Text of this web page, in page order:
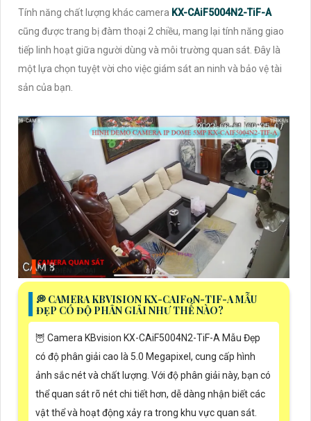
Tính năng chất lượng khác camera KX-CAiF5004N2-TiF-A
cũng được trang bị đàm thoại 2 chiều, mang lại tính năng giao
tiếp linh hoạt giữa người dùng và môi trường quan sát. Đây là
một lựa chọn tuyệt vời cho việc giám sát an ninh và bảo vệ tài
sản của bạn.
️💭 CAMERA KBVISION KX-CAIF0N-TIF-A MẪU
ĐẸP CÓ ĐỘ PHÂN GIẢI NHƯ THẾ NÀO?
🦉 Camera KBvision KX-CAiF5004N2-TiF-A Mẫu Đẹp
có độ phân giải cao là 5.0 Megapixel, cung cấp hình
ảnh sắc nét và chất lượng. Với độ phân giải này, bạn có
thể quan sát rõ nét chi tiết hơn, dễ dàng nhận biết các
vật thể và hoạt động xảy ra trong khu vực quan sát.